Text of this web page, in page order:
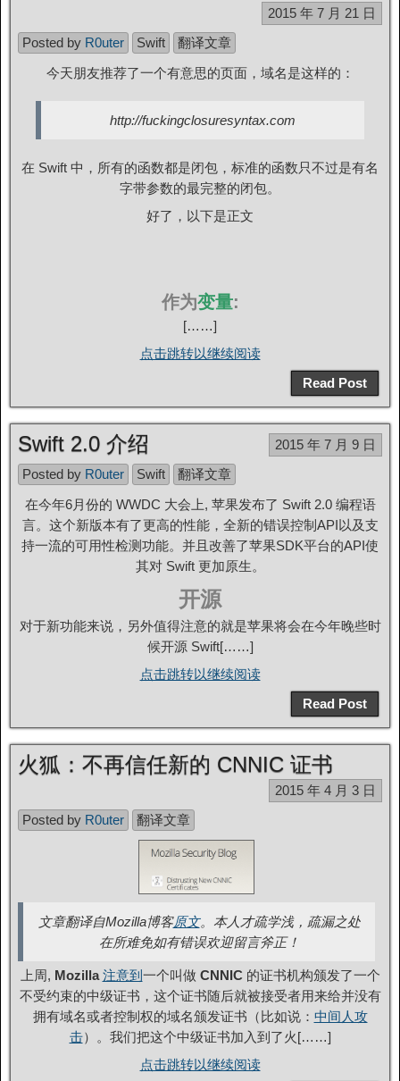
2015 年 7 月 21 日
Posted by R0uter Swift
翻译文章
今天朋友推荐了一个有意思的页面，域名是这样的：
http://fuckingclosuresyntax.com
在 Swift 中，所有的函数都是闭包，标准的函数只不过是有名
字带参数的最完整的闭包。
好了，以下是正文
作为变量:
[……]
点击跳转以继续阅读
Read Post
Swift 2.0 介绍
2015 年 7 月 9 日
Posted by R0uter Swift
翻译文章
在今年6月份的 WWDC 大会上, 苹果发布了 Swift 2.0 编程语
言。这个新版本有了更高的性能，全新的错误控制API以及支
持一流的可用性检测功能。并且改善了苹果SDK平台的API使
其对 Swift 更加原生。
开源
对于新功能来说，另外值得注意的就是苹果将会在今年晚些时
候开源 Swift[……]
点击跳转以继续阅读
Read Post
火狐：不再信任新的 CNNIC 证书
2015 年 4 月 3 日
Posted by R0uter 翻译文章
文章翻译自Mozilla博客原文。本人才疏学浅，疏漏之处
在所难免如有错误欢迎留言斧正！
上周, Mozilla 注意到 一个叫做 CNNIC的证书机构颁发了一个
不受约束的中级证书，这个证书随后就被接受者用来给并没有
拥有域名或者控制权的域名颁发证书（比如说： 中间人攻
击）。我们把这个中级证书加入到了火[……]
点击跳转以继续阅读